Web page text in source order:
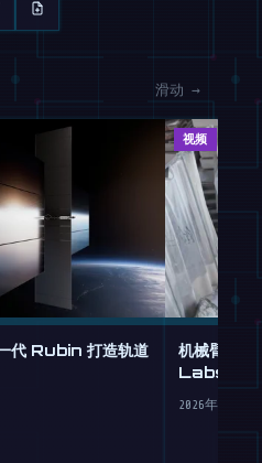
滑动 →
代 Rubin 打造轨道
视频
机械臂化
Labs 重塑
2026年8月9日